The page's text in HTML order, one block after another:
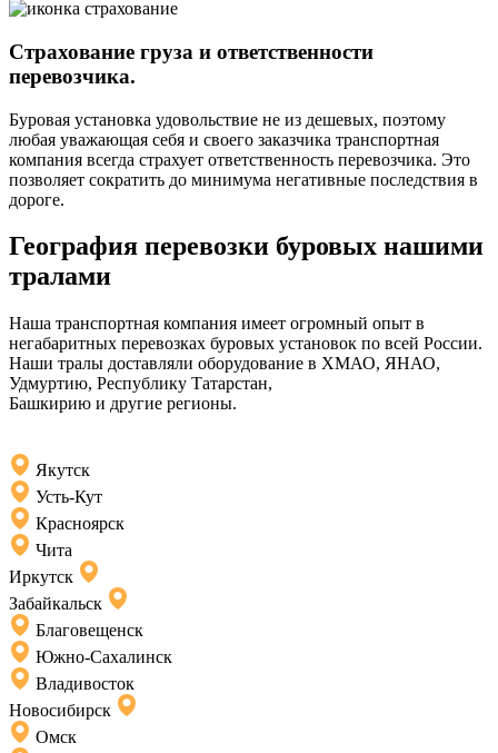
Страхование груза и ответственности
перевозчика.
Буровая установка удовольствие не из дешевых, поэтому
любая уважающая себя и своего заказчика транспортная
компания всегда страхует ответственность перевозчика. Это
позволяет сократить до минимума негативные последствия в
дороге.
География перевозки буровых нашими
тралами
Наша транспортная компания имеет огромный опыт в
негабаритных перевозках буровых установок по всей России.
Наши тралы доставляли оборудование в ХМАО, ЯНАО,
Удмуртию, Республику Татарстан,
Башкирию и другие регионы.
Якутск
Усть-Кут
Красноярск
Чита
Иркутск
Забайкальск
Благовещенск
Южно-Сахалинск
Владивосток
Новосибирск
Омск